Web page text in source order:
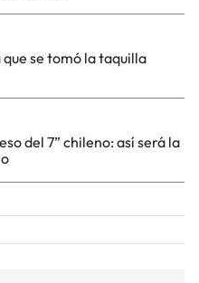
que se tomó la taquilla
del 7” chileno: así será la